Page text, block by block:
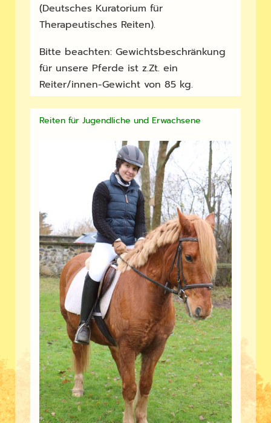
(Deutsches Kuratorium für
Therapeutisches Reiten).
Bitte beachten: Gewichtsbeschränkung
für unsere Pferde ist z.Zt. ein
Reiter/innen-Gewicht von 85 kg.
Reiten für Jugendliche und Erwachsene